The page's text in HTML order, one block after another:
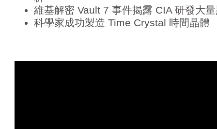
維基解密 Vault 7 事件揭露 CIA 研發大
科學家成功製造 Time Crystal 時間晶體